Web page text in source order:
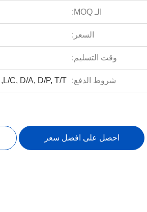
الـ MOQ:
السعر:
وقت التسليم:
شروط الدفع: L/C, D/A, D/P, T/T, إتحاد غربيّ, MoneyGram
احصل على افضل سعر